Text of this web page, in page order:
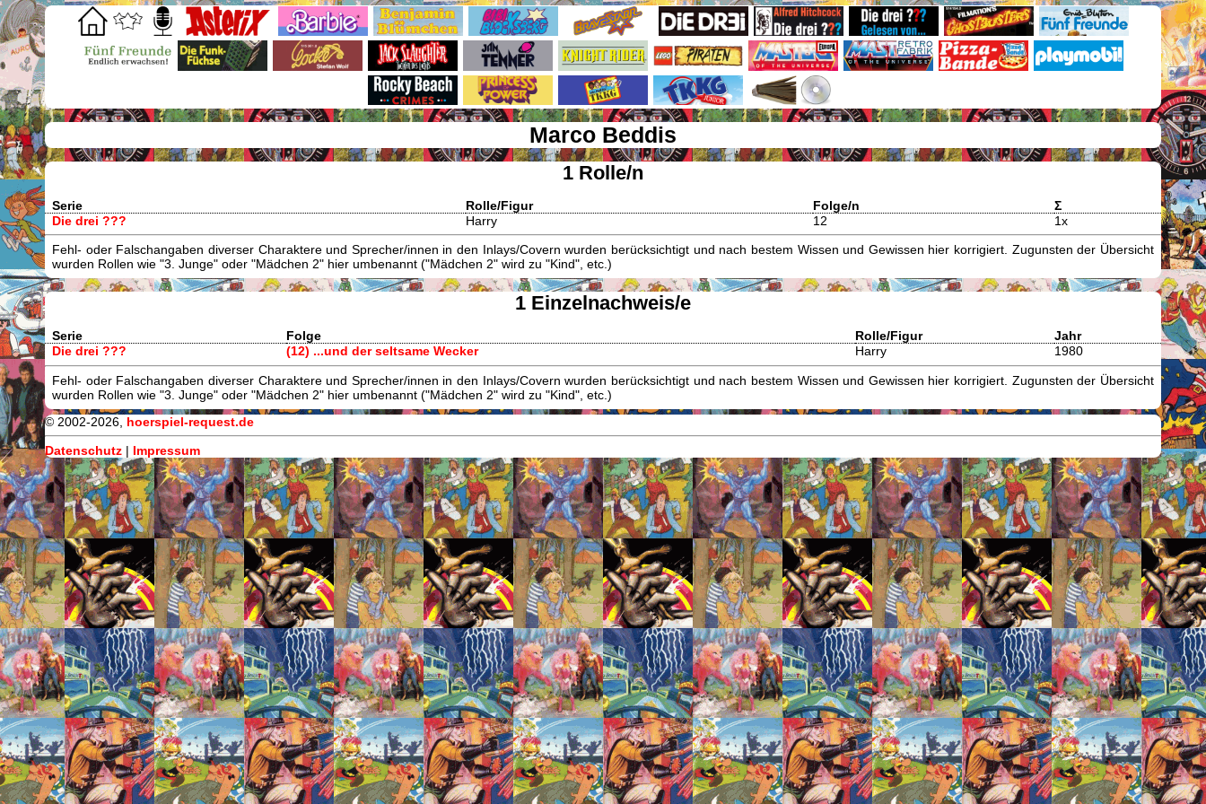
Marco Beddis
1 Rolle/n
Serie Rolle/Figur Folge/n
Σ
Die drei ???
Harry 12 1x
Fehl- oder Falschangaben diverser Charaktere und Sprecher/innen in den Inlays/Covern wurden berücksichtigt und nach bestem Wissen und Gewissen hier korrigiert. Zugunsten der Übersicht
wurden Rollen wie "3. Junge" oder "Mädchen 2" hier umbenannt ("Mädchen 2" wird zu "Kind", etc.)
1 Einzelnachweis/e
Serie Folge Rolle/Figur
Jahr
Die drei ???
(12) ...und der seltsame Wecker Harry 1980
Fehl- oder Falschangaben diverser Charaktere und Sprecher/innen in den Inlays/Covern wurden berücksichtigt und nach bestem Wissen und Gewissen hier korrigiert. Zugunsten der Übersicht
wurden Rollen wie "3. Junge" oder "Mädchen 2" hier umbenannt ("Mädchen 2" wird zu "Kind", etc.)
© 2002-2026, hoerspiel-request.de
Datenschutz | Impressum